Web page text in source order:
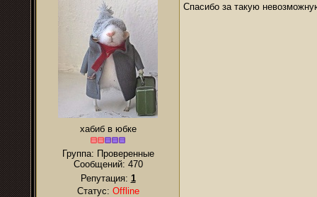
хабиб в юбке
Группа: Проверенные
Сообщений: 470
Репутация: 1
Статус: Offline
Спасибо за такую